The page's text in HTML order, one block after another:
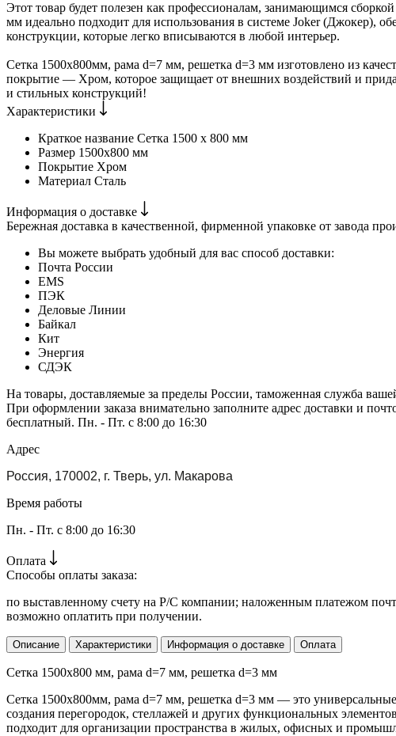
Этот товар будет полезен как профессионалам, занимающимся
мм идеально подходит для использования в системе Joker (Джокер),
конструкции, которые легко вписываются в любой интерьер.
Сетка 1500х800мм, рама d=7 мм, решетка d=3 мм изготовлено из
покрытие — Хром, которое защищает от внешних воздействий и
и стильных конструкций!
Характеристики
Краткое название Сетка 1500 х 800 мм
Размер 1500х800 мм
Покрытие Хром
Материал Сталь
Информация о доставке
Бережная доставка в качественной, фирменной упаковке от завода
Вы можете выбрать удобный для вас способ доставки:
Почта России
EMS
ПЭК
Деловые Линии
Байкал
Кит
Энергия
СДЭК
На товары, доставляемые за пределы России, таможенная служба
При оформлении заказа внимательно заполните адрес доставки и
бесплатный. Пн. - Пт. с 8:00 до 16:30
Адрес
Россия, 170002, г. Тверь, ул. Макарова
Время работы
Пн. - Пт. с 8:00 до 16:30
Оплата
Способы оплаты заказа:
по выставленному счету на Р/С компании; наложенным платежом
возможно оплатить при получении.
Описание Характеристики Информация о доставке Оплата
Сетка 1500х800 мм, рама d=7 мм, решетка d=3 мм
Сетка 1500х800мм, рама d=7 мм, решетка d=3 мм — это
создания перегородок, стеллажей и других функциональных
подходит для организации пространства в жилых, офисных и